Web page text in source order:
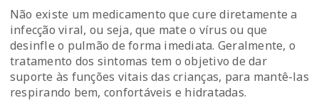
Não existe um medicamento que cure diretamente a
infecção viral, ou seja, que mate o vírus ou que
desinfle o pulmão de forma imediata. Geralmente, o
tratamento dos sintomas tem o objetivo de dar
suporte às funções vitais das crianças, para mantê-las
respirando bem, confortáveis e hidratadas.